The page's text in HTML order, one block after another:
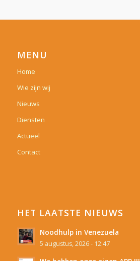
MENU
Home
Wie zijn wij
Nieuws
Diensten
Actueel
Contact
HET LAATSTE NIEUWS
Noodhulp in Venezuela
5 augustus, 2026 - 12:47